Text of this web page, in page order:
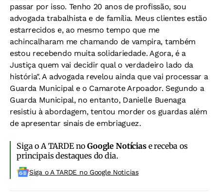
passar por isso. Tenho 20 anos de profissão, sou
advogada trabalhista e de família. Meus clientes estão
estarrecidos e, ao mesmo tempo que me
achincalharam me chamando de vampira, também
estou recebendo muita solidariedade. Agora, é a
Justiça quem vai decidir qual o verdadeiro lado da
história". A advogada revelou ainda que vai processar a
Guarda Municipal e o Camarote Arpoador. Segundo a
Guarda Municipal, no entanto, Danielle Buenaga
resistiu à abordagem, tentou morder os guardas além
de apresentar sinais de embriaguez.
Siga o A TARDE noGoogle Notíciase receba os
principais destaques do dia.
Siga o A TARDE no Google Noticias